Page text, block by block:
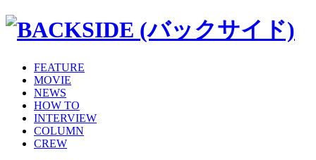
FEATURE
MOVIE
NEWS
HOW TO
INTERVIEW
COLUMN
CREW